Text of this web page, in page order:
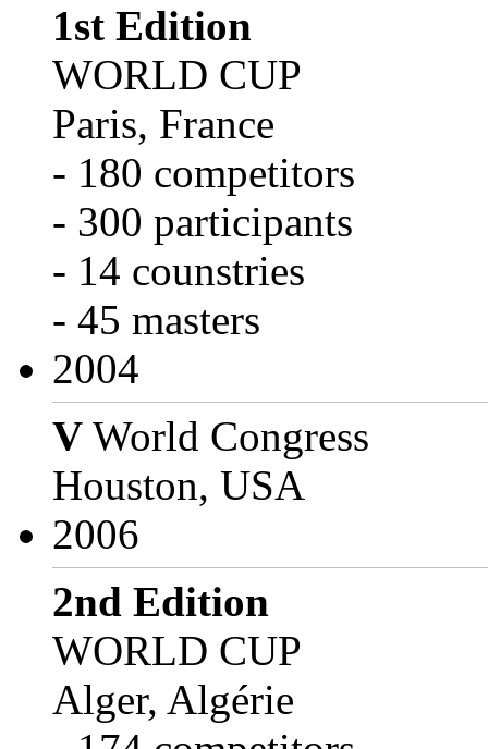
1st Edition
WORLD CUP
Paris, France
- 180 competitors
- 300 participants
- 14 counstries
- 45 masters
2004
V World Congress
Houston, USA
2006
2nd Edition
WORLD CUP
Alger, Algérie